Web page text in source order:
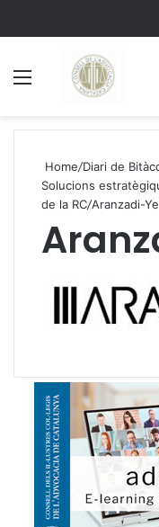
Home/Diari de
Solucions
de la RC/Aranzadi-